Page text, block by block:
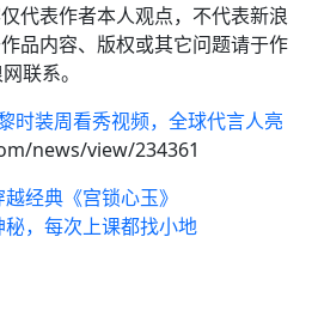
代表作者本人观点，不代表新浪
品内容、版权或其它问题请于作
联系。
时装周看秀视频，全球代言人亮
news/view/234361
经典《宫锁心玉》
，每次上课都找小地